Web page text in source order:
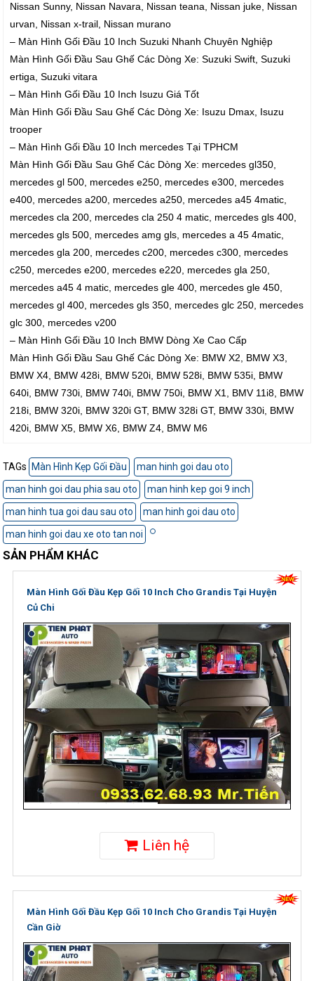
Nissan Sunny, Nissan Navara, Nissan teana, Nissan juke, Nissan
urvan, Nissan x-trail, Nissan murano
– Màn Hình Gối Đầu 10 Inch Suzuki Nhanh Chuyên Nghiệp
Màn Hình Gối Đầu Sau Ghế Các Dòng Xe: Suzuki Swift, Suzuki
ertiga, Suzuki vitara
– Màn Hình Gối Đầu 10 Inch Isuzu Giá Tốt
Màn Hình Gối Đầu Sau Ghế Các Dòng Xe: Isuzu Dmax, Isuzu
trooper
– Màn Hình Gối Đầu 10 Inch mercedes Tại TPHCM
Màn Hình Gối Đầu Sau Ghế Các Dòng Xe: mercedes gl350,
mercedes gl 500, mercedes e250, mercedes e300, mercedes
e400, mercedes a200, mercedes a250, mercedes a45 4matic,
mercedes cla 200, mercedes cla 250 4 matic, mercedes gls 400,
mercedes gls 500, mercedes amg gls, mercedes a 45 4matic,
mercedes gla 200, mercedes c200, mercedes c300, mercedes
c250, mercedes e200, mercedes e220, mercedes gla 250,
mercedes a45 4 matic, mercedes gle 400, mercedes gle 450,
mercedes gl 400, mercedes gls 350, mercedes glc 250, mercedes
glc 300, mercedes v200
– Màn Hình Gối Đầu 10 Inch BMW Dòng Xe Cao Cấp
Màn Hình Gối Đầu Sau Ghế Các Dòng Xe: BMW X2, BMW X3,
BMW X4, BMW 428i, BMW 520i, BMW 528i, BMW 535i, BMW
640i, BMW 730i, BMW 740i, BMW 750i, BMW X1, BMV 11i8, BMW
218i, BMW 320i, BMW 320i GT, BMW 328i GT, BMW 330i, BMW
420i, BMW X5, BMW X6, BMW Z4, BMW M6
TAGs Màn Hình Kẹp Gối Đầu
man hinh goi dau oto
man hinh goi dau phia sau oto
man hinh kep goi 9 inch
man hinh tua goi dau sau oto
man hinh goi dau oto
man hinh goi dau xe oto tan noi
SẢN PHẨM KHÁC
Màn Hình Gối Đầu Kẹp Gối 10 Inch Cho Grandis Tại Huyện
Củ Chi
Liên hệ
Màn Hình Gối Đầu Kẹp Gối 10 Inch Cho Grandis Tại Huyện
Cần Giờ